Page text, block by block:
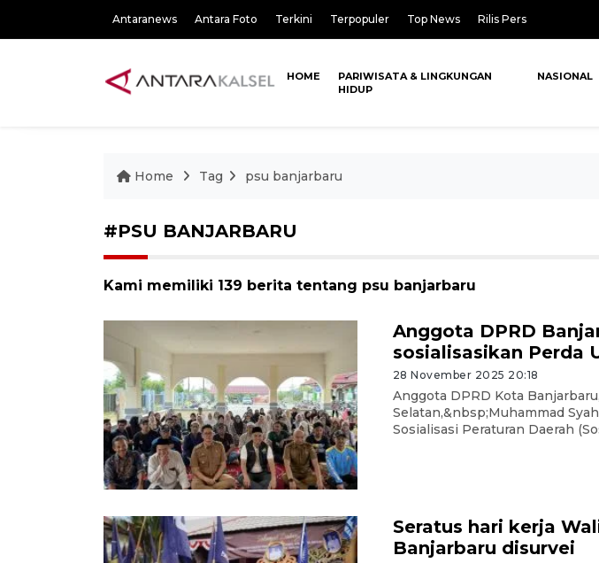
Antaranews Antara Foto Terkini Terpopuler Top News Rilis Pers
HOME
PARIWISATA & LINGKUNGAN
HIDUP
NASIONAL
Home Tag psu banjarbaru
#PSU BANJARBARU
Kami memiliki 139 berita tentang psu banjarbaru
Anggota DPRD
sosialisasikan Perda
28 November 2025 20:18
Anggota DPRD Kota
Selatan,&nbsp;Muhammad
Sosialisasi Peraturan Daerah
Seratus hari kerja
Banjarbaru disurvei